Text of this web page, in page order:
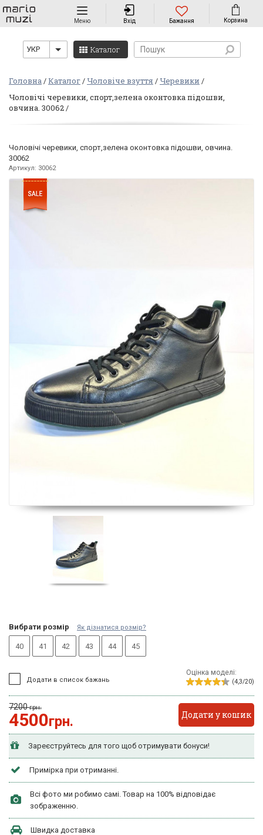
Навігація
Меню Вхід Бажання Корзина
УКР Каталог
Головна Каталог Чоловіче взуття
Черевики
Чоловічі черевики, спорт,зелена оконтовка підошви,
овчина. 30062
Чоловічі черевики, спорт,зелена оконтовка підошви, овчина.
30062
Артикул: 30062
Вибрати розмір Як дізнатися розмір?
40 41 42 43 44 45
Додати в список бажань
Оцінка моделі:
(4,3/20)
7200грн.
4500грн. Додати у кошик
Зареєструйтесь для того щоб отримувати бонуси!
Примірка при отриманні.
Всі фото ми робимо самі. Товар на 100% відповідає
зображенню.
Швидка доставка